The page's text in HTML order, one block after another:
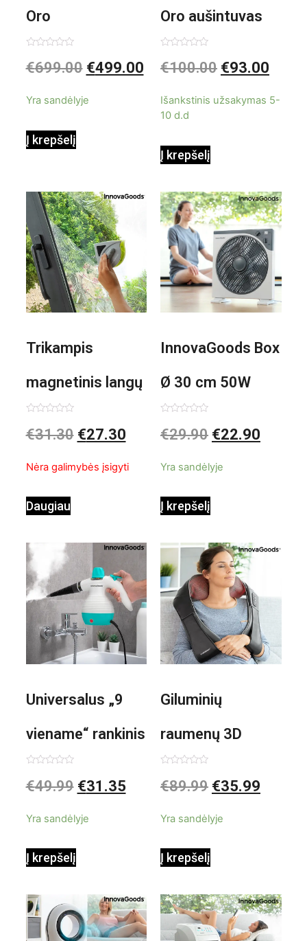
Oro
kondicionierius
0
iš
€699.00 €499.00
Yra sandėlyje
Į krepšelį
Oro aušintuvas
be ašmenų 3in1
0
iš
€100.00 €93.00
Išankstinis užsakymas 5-
10 d.d
Į krepšelį
Trikampis
magnetinis langų
valiklis Klinmag
0
iš
€31.30 €27.30
Nėra galimybės įsigyti
Daugiau
InnovaGoods Box
Ø 30 cm 50W
Baltai pilkas
0
iš
€29.90 €22.90
Yra sandėlyje
Į krepšelį
Universalus „9
viename“ rankinis
garintuvas su
0,35 L 3 Bar
1000W
0
iš
€49.99 €31.35
Yra sandėlyje
Į krepšelį
Giluminių
raumenų 3D
elektrinis
Shiatsu
0
iš
€89.99 €35.99
Yra sandėlyje
Į krepšelį